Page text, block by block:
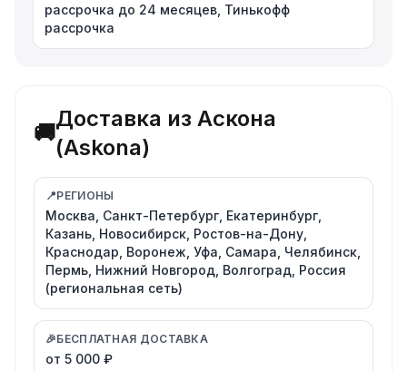
рассрочка до 24 месяцев, Тинькофф
рассрочка
🚚
Доставка из Аскона
(Askona)
📍РЕГИОНЫ
Москва, Санкт-Петербург, Екатеринбург,
Казань, Новосибирск, Ростов-на-Дону,
Краснодар, Воронеж, Уфа, Самара, Челябинск,
Пермь, Нижний Новгород, Волгоград, Россия
(региональная сеть)
🎉БЕСПЛАТНАЯ ДОСТАВКА
от 5 000 ₽